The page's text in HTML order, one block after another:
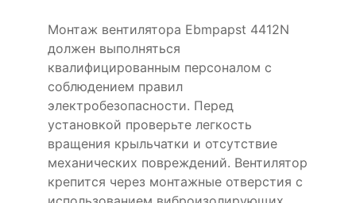
Монтаж вентилятора Ebmpapst 4412N
должен выполняться
квалифицированным персоналом с
соблюдением правил
электробезопасности. Перед
установкой проверьте легкость
вращения крыльчатки и отсутствие
механических повреждений. Вентилятор
крепится через монтажные отверстия с